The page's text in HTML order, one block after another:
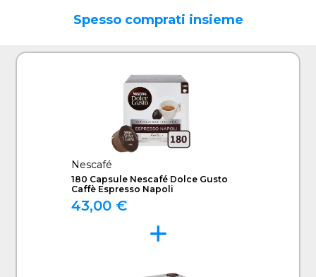
Spesso comprati insieme
Nescafé
180 Capsule Nescafé Dolce Gusto
Caffè Espresso Napoli
43,00 €